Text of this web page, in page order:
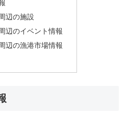
辺の施設
辺のイベント情報
辺の漁港市場情報